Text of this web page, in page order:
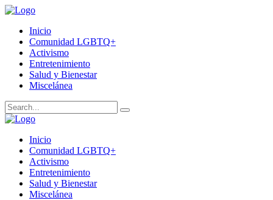
Inicio
Comunidad LGBTQ+
Activismo
Entretenimiento
Salud y Bienestar
Miscelánea
Inicio
Comunidad LGBTQ+
Activismo
Entretenimiento
Salud y Bienestar
Miscelánea